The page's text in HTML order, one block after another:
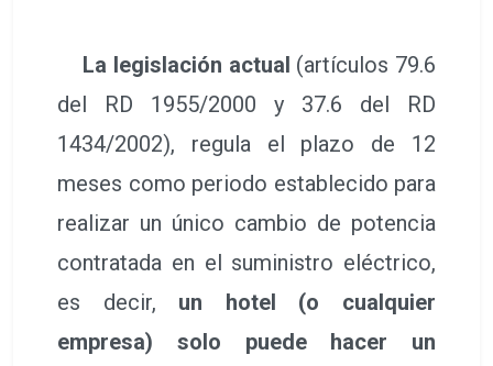
La legislación actual (artículos 79.6
del RD 1955/2000 y 37.6 del RD
1434/2002), regula el plazo de 12
meses como periodo establecido para
realizar un único cambio de potencia
contratada en el suministro eléctrico,
es decir, un hotel (o cualquier
empresa) solo puede hacer un